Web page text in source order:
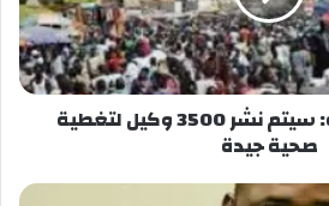
قد وصل، أمس الثلاثاء،
وفد ضم الوفد مساعد وزير
سامي الصالح، والسفير
بن ناصر البصيري، ومدير
بن أركان الداود.
طوبى: وزبر الصحة: سيتم نشر 3500 وكيل لتغطية
صحية جيدة